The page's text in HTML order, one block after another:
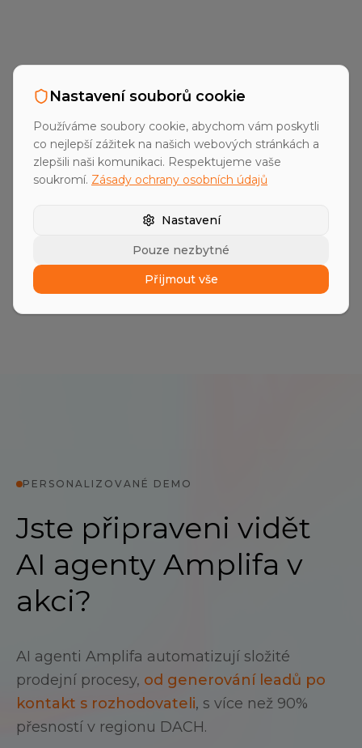
Další nástroje ve vývoji
Průběžně vyvíjíme nové nástroje pro
optimalizaci vašeho B2B prodeje. Nechte
se informovat o nových nástrojích.
Upozornit mě
PERSONALIZOVANÉ DEMO
Jste připraveni vidět
AI agenty Amplifa v
akci?
AI agenti Amplifa automatizují složité
prodejní procesy, od generování leadů po
kontakt s rozhodovateli, s více než 90%
přesností v regionu DACH.
Nastavení souborů cookie
Používáme soubory cookie, abychom vám poskytli
co nejlepší zážitek na našich webových stránkách a
zlepšili naši komunikaci. Respektujeme vaše
soukromí. Zásady ochrany osobních údajů
Nastavení
Pouze nezbytné
Přijmout vše